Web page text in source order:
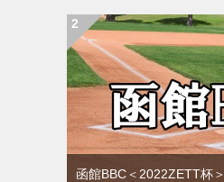
函館BBC＜2022ZETT杯＞